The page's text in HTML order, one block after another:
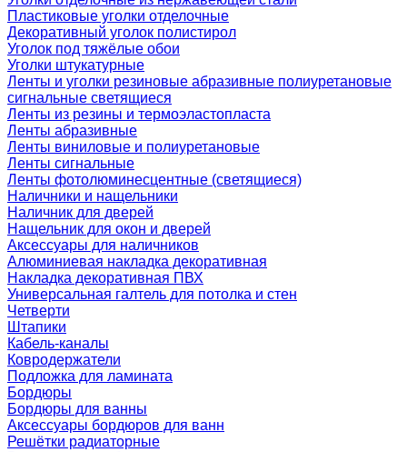
Пластиковые уголки отделочные
Декоративный уголок полистирол
Уголок под тяжёлые обои
Уголки штукатурные
Ленты и уголки резиновые абразивные полиуретановые
сигнальные светящиеся
Ленты из резины и термоэластопласта
Ленты абразивные
Ленты виниловые и полиуретановые
Ленты сигнальные
Ленты фотолюминесцентные (светящиеся)
Наличники и нащельники
Наличник для дверей
Нащельник для окон и дверей
Аксессуары для наличников
Алюминиевая накладка декоративная
Накладка декоративная ПВХ
Универсальная галтель для потолка и стен
Четверти
Штапики
Кабель-каналы
Ковродержатели
Подложка для ламината
Бордюры
Бордюры для ванны
Аксессуары бордюров для ванн
Решётки радиаторные